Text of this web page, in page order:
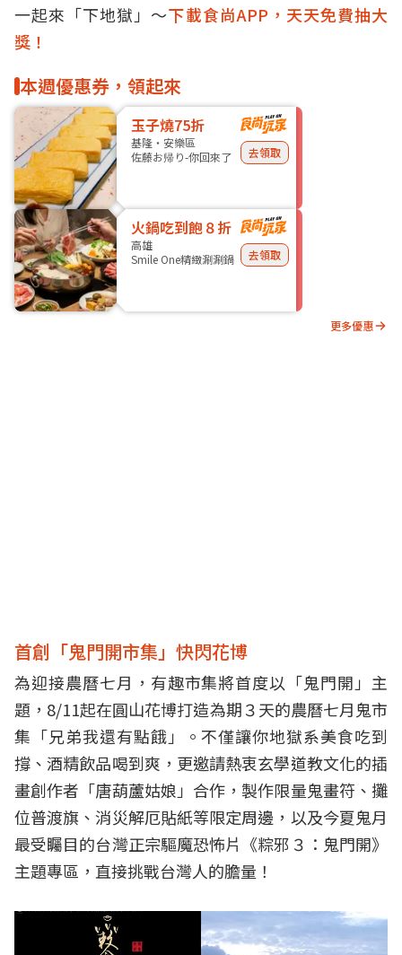
一起來「下地獄」～下載食尚APP，天天免費抽大
獎！
本週優惠券，領起來
玉子燒75折
基隆・安樂區
佐藤お帰り-你回來了
去領取
火鍋吃到飽８折
高雄
Smile One精緻涮涮鍋
去領取
更多優惠
首創「鬼門開市集」快閃花博
為迎接農曆七月，有趣市集將首度以「鬼門開」主
題，8/11起在圓山花博打造為期３天的農曆七月鬼市
集「兄弟我還有點餓」。不僅讓你地獄系美食吃到
撐、酒精飲品喝到爽，更邀請熱衷玄學道教文化的插
畫創作者「唐葫蘆姑娘」合作，製作限量鬼畫符、攤
位普渡旗、消災解厄貼紙等限定周邊，以及今夏鬼月
最受矚目的台灣正宗驅魔恐怖片《粽邪３：鬼門開》
主題專區，直接挑戰台灣人的膽量！